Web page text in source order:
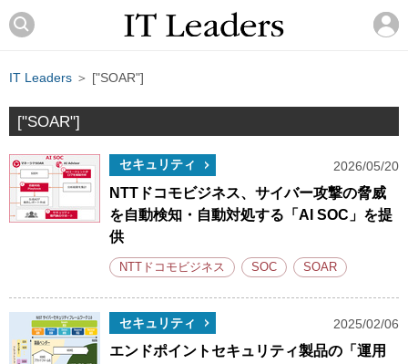
IT Leaders ＞ ["SOAR"]
["SOAR"]
セキュリティ 2026/05/20
NTTドコモビジネス、サイバー攻撃の脅威
を自動検知・自動対処する「AI SOC」を提
供
NTTドコモビジネス SOC SOAR
セキュリティ 2025/02/06
エンドポイントセキュリティ製品の「運用